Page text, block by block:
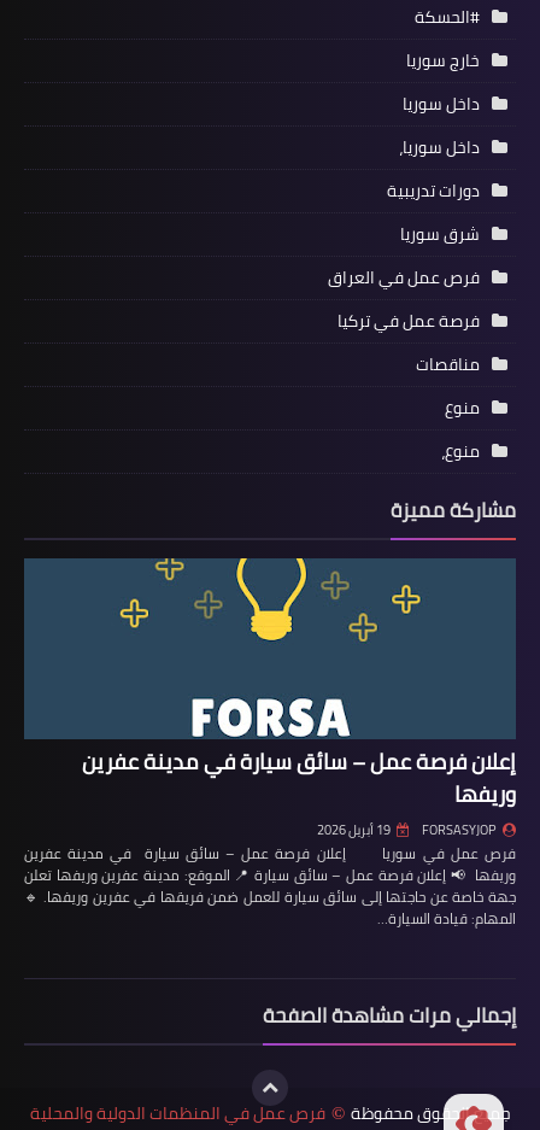
#الحسكة
خارج سوريا
داخل سوريا
داخل سوريا،
دورات تدريبية
شرق سوريا
فرص عمل في العراق
فرصة عمل في تركيا
مناقصات
منوع
منوع،
مشاركة مميزة
إعلان فرصة عمل – سائق سيارة في مدينة عفرين
وريفها
FORSASYJOP 19 أبريل 2026
فرص عمل في سوريا إعلان فرصة عمل – سائق سيارة في مدينة عفرين
وريفها 📢 إعلان فرصة عمل – سائق سيارة 📍 الموقع: مدينة عفرين وريفها تعلن
جهة خاصة عن حاجتها إلى سائق سيارة للعمل ضمن فريقها في عفرين وريفها. 🔹
المهام: قيادة السيارة…
إجمالي مرات مشاهدة الصفحة
جميع الحقوق محفوظة © فرص عمل في المنظمات الدولية والمحلية